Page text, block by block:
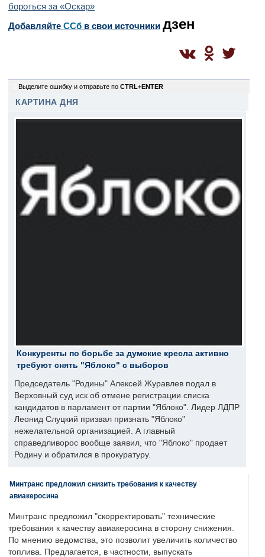
бороться за «Оскар»
Добавляйте CСб в свои источники дзен
Выделите ошибку и отправьте по CTRL+ENTER
КАРТИНА ДНЯ
Конкуренты по борьбе за думские кресла активно
требуют снять "Яблоко" с выборов
Председатель "Родины" Алексей Журавлев подал в
Верховный суд иск об отмене регистрации списка
кандидатов в парламент от партии "Яблоко". Лидер ЛДПР
Леонид Слуцкий призвал признать "Яблоко"
нежелательной организацией. А главный
справедливорос вообще заявил, что "Яблоко" продает
Родину и обратился в прокуратуру.
Минтранс предложил снизить требования к качеству
авиакеросина
Минтранс предложил "скорректировать" технические
требования к качеству авиакеросина в сторону снижения.
По мнению ведомства, это позволит увеличить количество
топлива. Предлагается, в частности, выпускать